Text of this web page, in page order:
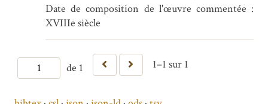
Date de composition de l'œuvre commentée :
XVIIIe siècle
de 1 1–1 sur 1